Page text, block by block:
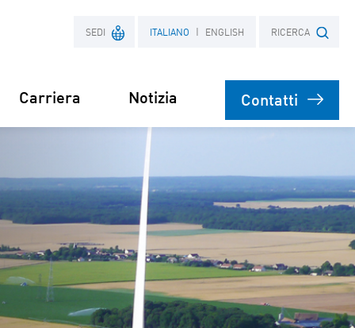
SEDI
Francia
Polonia
ITALIANO ENGLISH RICERCA
Ricerca termine
Parco
Carriera Notizia Contatti